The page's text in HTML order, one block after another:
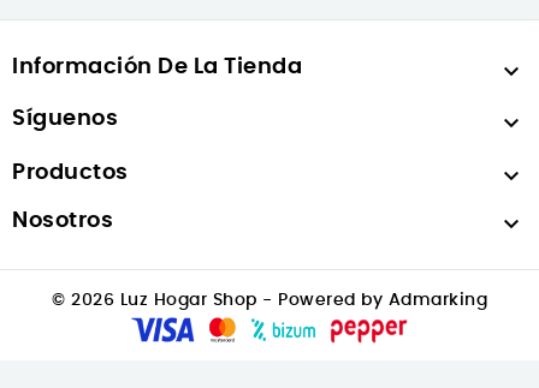
Información De La Tienda 
Síguenos 
Productos 
Nosotros 
© 2026 Luz Hogar Shop - Powered by Admarking